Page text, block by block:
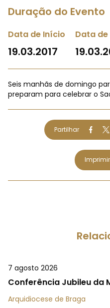
Duração do Evento
Data de Início
19.03.2017
Data de
Seis manhãs de domingo
preparam para celebrar o
Partilhar
Imprimir
7 agosto 2026
Conferência Jubileu da
Arquidiocese de Braga